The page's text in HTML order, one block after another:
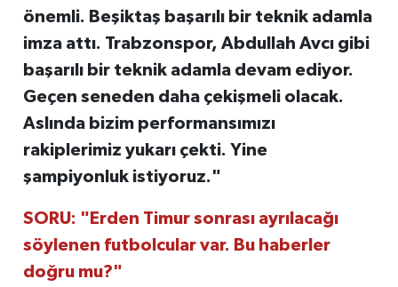
önemli. Beşiktaş başarılı bir teknik adamla
imza attı. Trabzonspor, Abdullah Avcı gibi
başarılı bir teknik adamla devam ediyor.
Geçen seneden daha çekişmeli olacak.
Aslında bizim performansımızı
rakiplerimiz yukarı çekti. Yine
şampiyonluk istiyoruz."
SORU: "Erden Timur sonrası ayrılacağı
söylenen futbolcular var. Bu haberler
doğru mu?"